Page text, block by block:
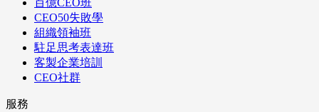
百億CEO班
CEO50失敗學
組織領袖班
駐足思考表達班
客製企業培訓
CEO社群
服務